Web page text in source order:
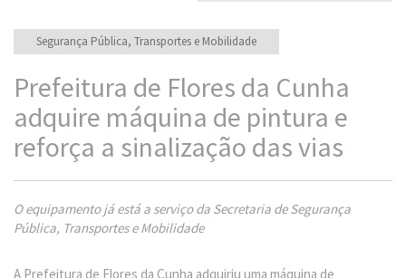
Segurança Pública, Transportes e Mobilidade
Prefeitura de Flores da Cunha
adquire máquina de pintura e
reforça a sinalização das vias
O equipamento já está a serviço da Secretaria de Segurança
Pública, Transportes e Mobilidade
A Prefeitura de Flores da Cunha adquiriu uma máquina de